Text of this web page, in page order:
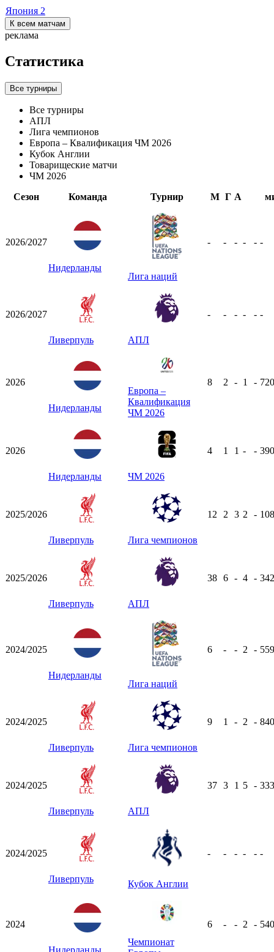
Япония 2
К всем матчам
реклама
Статистика
Все турниры
Все турниры
АПЛ
Лига чемпионов
Европа – Квалификация ЧМ 2026
Кубок Англии
Товарищеские матчи
ЧМ 2026
Сезон
Команда Турнир М Г А
2026/2027
Нидерланды
Лига наций
- - - - - -
2026/2027
Ливерпуль АПЛ
- - - - - -
2026
Нидерланды
Европа –
Квалификация
ЧМ 2026
8 2 - 1 -
2026
Нидерланды ЧМ 2026
4 1 1 - -
2025/2026
Ливерпуль Лига чемпионов
12 2 3 2 -
2025/2026
Ливерпуль АПЛ
38 6 - 4 -
2024/2025
Нидерланды
Лига наций
6 - - 2 -
2024/2025
Ливерпуль Лига чемпионов
9 1 - 2 -
2024/2025
Ливерпуль АПЛ
37 3 1 5 -
2024/2025
Ливерпуль Кубок Англии
- - - - - -
2024
Нидерланды
Чемпионат
6 - - 2 -